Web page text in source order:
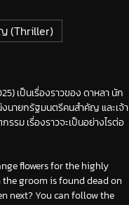
(Thriller)
เป็นเรื่องราวของ ดาหลา นัก
นายกรัฐมนตรีคนสำคัญ และเจ้า
รม เรื่องราวจะเป็นอย่างไรต่อ
flowers for the highly
groom is found dead on
next? You can follow the